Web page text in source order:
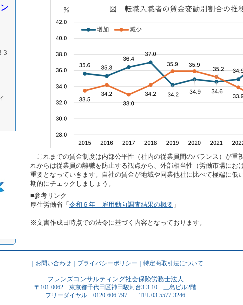
これまでの賃金制度は内部公平性（社内の従業員間のバランス）が重
れからは従業員の離職を防止する観点から、外部相当性（労働市場にお
重要となっていきます。自社の賃金が地域や同業他社に比べて極端に低
期的にチェックしましょう。
■参考リンク
厚生労働省「 令和６年 雇用動向調査結果の概要 」
※文書作成日時点での法令に基づく内容となっております。
3-
｜ お問い合わせ｜ プライバシーポリシー ｜ 特定商取引法について
フレンズコンサルティング社会保険労務士法人
〒101-0062 東京都千代田区神田駿河台3-3-10 三島ビル2階
フリーダイヤル 0120-606-797 TEL.03-5577-3246